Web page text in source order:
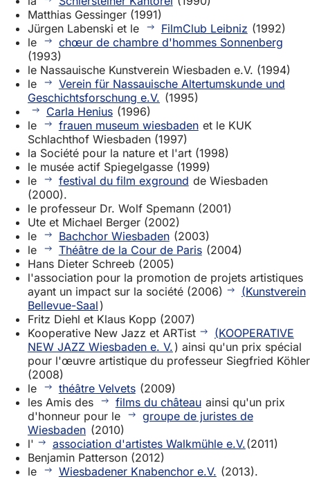
Matthias Gessinger (1991)
Jürgen Labenski et le
FilmClub Leibniz (1992)
le
chœur de chambre d'hommes Sonnenberg
(1993)
le Nassauische Kunstverein Wiesbaden e.V. (1994)
le
Verein für Nassauische Altertumskunde und
Geschichtsforschung e.V. (1995)
Carla Henius (1996)
le
frauen museum wiesbaden et le KUK
Schlachthof Wiesbaden (1997)
la Société pour la nature et l'art (1998)
le musée actif Spiegelgasse (1999)
le
festival du film exground de Wiesbaden
(2000).
le professeur Dr. Wolf Spemann (2001)
Ute et Michael Berger (2002)
le
Bachchor Wiesbaden (2003)
le
Théâtre de la Cour de Paris (2004)
Hans Dieter Schreeb (2005)
l'association pour la promotion de projets artistiques
ayant un impact sur la société (2006)
(Kunstverein
Bellevue-Saal )
Fritz Diehl et Klaus Kopp (2007)
Kooperative New Jazz et ARTist
(KOOPERATIVE
NEW JAZZ Wiesbaden e. V. ) ainsi qu'un prix spécial
pour l'œuvre artistique du professeur Siegfried Köhler
(2008)
le
théâtre Velvets (2009)
les Amis des
films du château ainsi qu'un prix
d'honneur pour le
groupe de juristes de
Wiesbaden (2010)
l'
association d'artistes Walkmühle e.V.(2011)
Benjamin Patterson (2012)
le
Wiesbadener Knabenchor e.V. (2013).